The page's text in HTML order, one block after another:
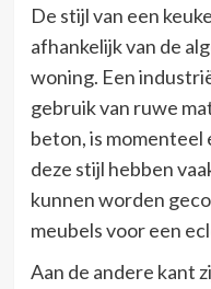
De stijl van een
afhankelijk van de
woning. Een
gebruik van ruwe
beton, is momenteel
deze stijl hebben
kunnen worden
meubels voor een
Aan de andere kant